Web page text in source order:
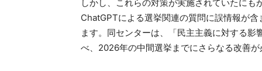
しかし、これらの対策が実施されていたに
ChatGPTによる選挙関連の質問に誤情報が
ます。同センターは、「民主主義に対する
べ、2026年の中間選挙までにさらなる改善